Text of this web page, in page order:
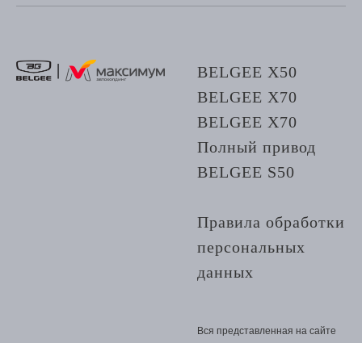
BELGEE X50
BELGEE X70
BELGEE X70
Полный привод
BELGEE S50
Правила обработки
персональных
данных
Вся представленная на сайте